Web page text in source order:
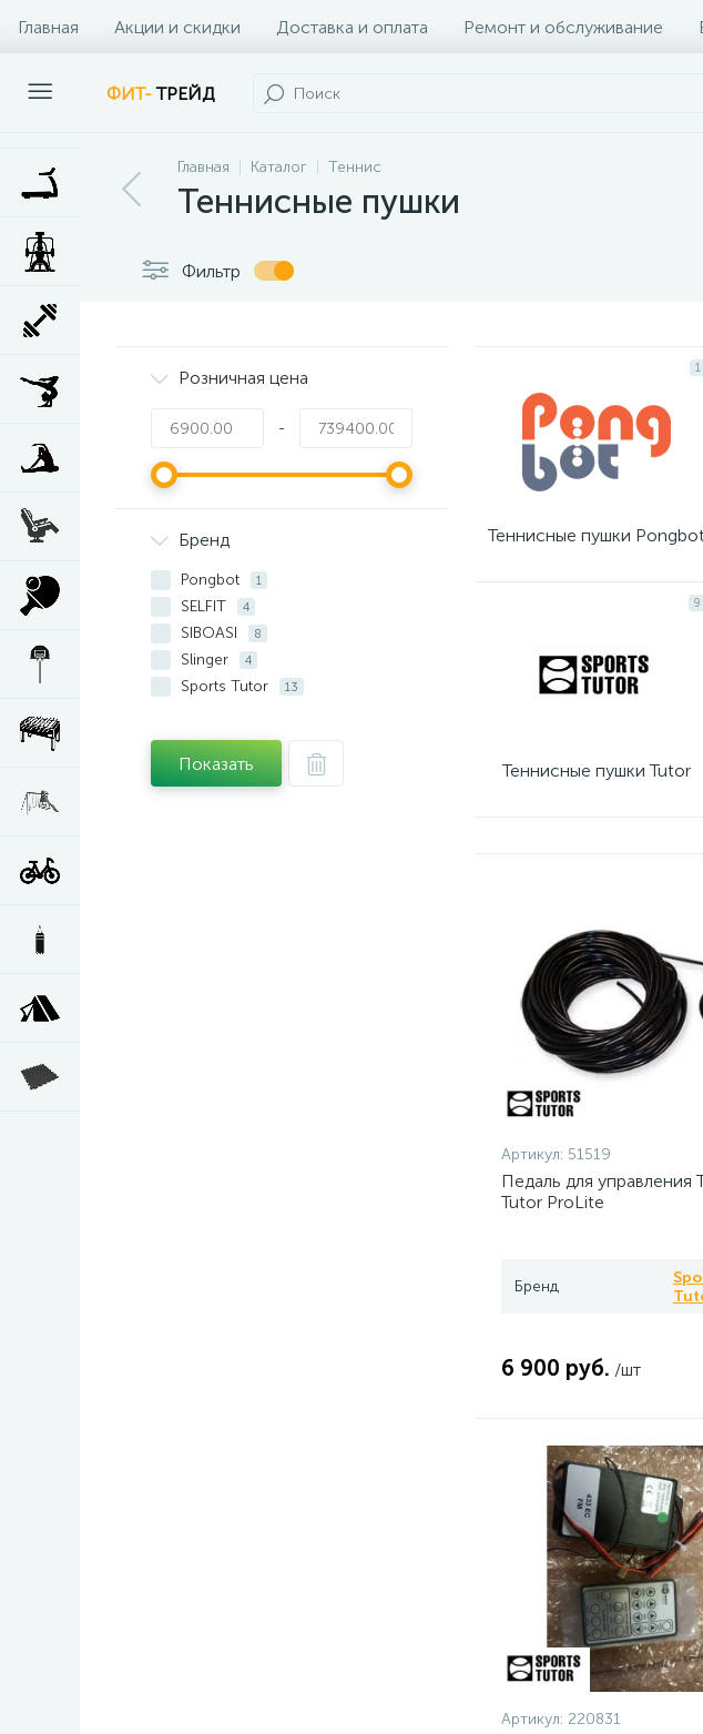
Главная Акции и скидки Доставка и оплата Ремонт и обслуживание
Наши клиенты Контакты
ФИТ-ТРЕЙД
Главная Каталог Теннис
Теннисные пушки
Фильтр
Розничная цена
-
Бренд
Pongbot 1
SELFIT 4
SIBOASI 8
Slinger 4
Sports Tutor 13
Показать
1
Теннисные пушки
9
Теннисные пушки Tutor
Артикул: 51519
Педаль для управления
Tutor ProLite
Бренд
6 900 руб. /шт
Артикул: 220831